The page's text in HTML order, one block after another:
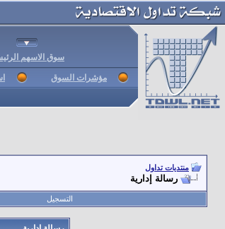
سوق الاسهم
مؤشرات السوق
منتديات تداول
رسالة إدارية
التسجيل